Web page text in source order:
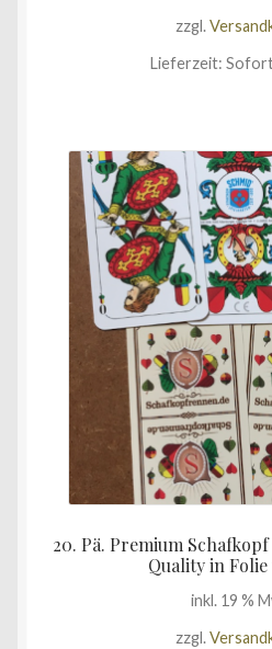
zzgl.
Lieferzeit:
20. Pä. Premium
Quality in
inkl. 19 %
zzgl.